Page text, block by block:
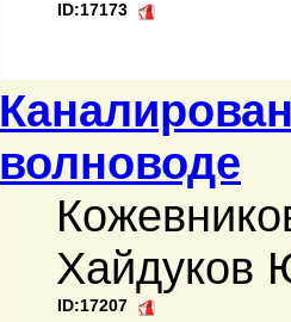
ID:17173
волноводе
Хайдуков
ID:17207